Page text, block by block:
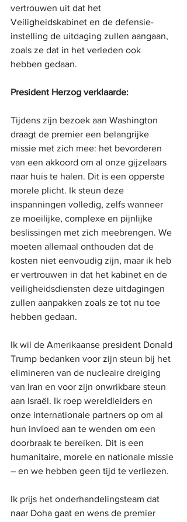
vertrouwen uit dat het
Veiligheidskabinet en de defensie-
instelling de uitdaging zullen aangaan,
zoals ze dat in het verleden ook
hebben gedaan.
President Herzog verklaarde:
Tijdens zijn bezoek aan Washington
draagt ​​de premier een belangrijke
missie met zich mee: het bevorderen
van een akkoord om al onze gijzelaars
naar huis te halen. Dit is een opperste
morele plicht. Ik steun deze
inspanningen volledig, zelfs wanneer
ze moeilijke, complexe en pijnlijke
beslissingen met zich meebrengen. We
moeten allemaal onthouden dat de
kosten niet eenvoudig zijn, maar ik heb
er vertrouwen in dat het kabinet en de
veiligheidsdiensten deze uitdagingen
zullen aanpakken zoals ze tot nu toe
hebben gedaan.
Ik wil de Amerikaanse president Donald
Trump bedanken voor zijn steun bij het
elimineren van de nucleaire dreiging
van Iran en voor zijn onwrikbare steun
aan Israël. Ik roep wereldleiders en
onze internationale partners op om al
hun invloed aan te wenden om een ​​
doorbraak te bereiken. Dit is een
humanitaire, morele en nationale missie
– en we hebben geen tijd te verliezen.
Ik prijs het onderhandelingsteam dat
naar Doha gaat en wens de premier